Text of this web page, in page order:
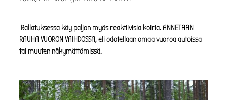
Rallatuksessa käy paljon myös reaktiivisia koiria. ANNETAAN
RAUHA VUORON VAIHDOSSA, eli odotellaan omaa vuoroa autoissa
tai muuten näkymättömissä.